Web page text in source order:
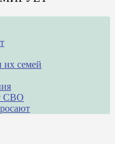
семей
СВО